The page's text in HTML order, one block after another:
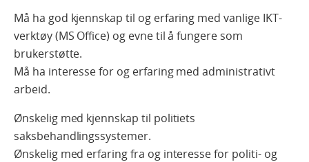
Må ha god kjennskap til og erfaring med vanlige IKT-
verktøy (MS Office) og evne til å fungere som
brukerstøtte.
Må ha interesse for og erfaring med administrativt
arbeid.
Ønskelig med kjennskap til politiets
saksbehandlingssystemer.
Ønskelig med erfaring fra og interesse for politi- og